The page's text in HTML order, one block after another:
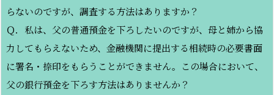
らないのですが、調査する方法はありますか？
Ｑ．私は、父の普通預金を下ろしたいのですが、母と姉から協
力してもらえないため、金融機関に提出する相続時の必要書面
に署名・捺印をもらうことができません。この場合において、
父の銀行預金を下ろす方法はありませんか？